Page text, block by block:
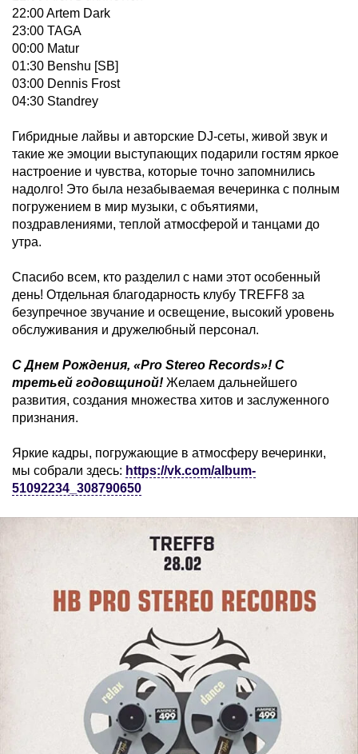
22:00 Artem Dark
23:00 TAGA
00:00 Matur
01:30 Benshu [SB]
03:00 Dennis Frost
04:30 Standrey
Гибридные лайвы и авторские DJ-сеты, живой звук и
такие же эмоции выступающих подарили гостям яркое
настроение и чувства, которые точно запомнились
надолго! Это была незабываемая вечеринка с полным
погружением в мир музыки, с объятиями,
поздравлениями, теплой атмосферой и танцами до
утра.
Спасибо всем, кто разделил с нами этот особенный
день! Отдельная благодарность клубу TREFF8 за
безупречное звучание и освещение, высокий уровень
обслуживания и дружелюбный персонал.
С Днем Рождения, «Pro Stereo Records»! С
третьей годовщиной! Желаем дальнейшего
развития, создания множества хитов и заслуженного
признания.
Яркие кадры, погружающие в атмосферу вечеринки,
мы собрали здесь: https://vk.com/album-
51092234_308790650